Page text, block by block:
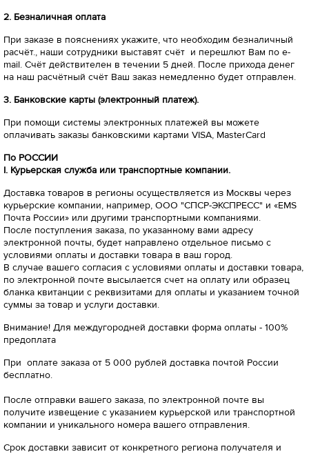
2. Безналичная оплата
При заказе в пояснениях укажите, что необходим безналичный
расчёт., наши сотрудники выставят счёт и перешлют Вам по e-
mail. Счёт действителен в течении 5 дней. После прихода денег
на наш расчётный счёт Ваш заказ немедленно будет отправлен.
3. Банковские карты (электронный платеж).
При помощи системы электронных платежей вы можете
оплачивать заказы банковскими картами VISA, MasterCard
По РОССИИ
I. Курьерская служба или транспортные компании.
Доставка товаров в регионы осуществляется из Москвы через
курьерские компании, например, ООО "СПСР-ЭКСПРЕСС" и «EMS
Почта России» или другими транспортными компаниями.
После поступления заказа, по указанному вами адресу
электронной почты, будет направлено отдельное письмо с
условиями оплаты и доставки товара в ваш город.
В случае вашего согласия с условиями оплаты и доставки товара,
по электронной почте высылается счет на оплату или образец
бланка квитанции с реквизитами для оплаты и указанием точной
суммы за товар и услуги доставки.
Внимание! Для междугородней доставки форма оплаты - 100%
предоплата
При оплате заказа от 5 000 рублей доставка почтой России
бесплатно.
После отправки вашего заказа, по электронной почте вы
получите извещение с указанием курьерской или транспортной
компании и уникального номера вашего отправления.
Срок доставки зависит от конкретного региона получателя и